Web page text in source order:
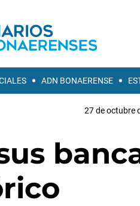
ADN BONAERENSE
27 de octubre